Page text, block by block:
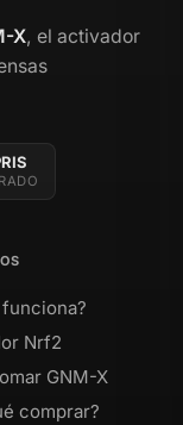
X, el activador
Nrf2
GNM-X
comprar?